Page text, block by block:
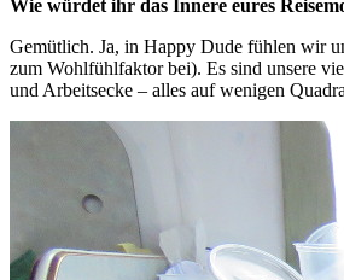
Wie würdet ihr das Innere eures
Gemütlich. Ja, in Happy Dude fühlen wir
zum Wohlfühlfaktor bei). Es sind unsere
und Arbeitsecke – alles auf wenigen